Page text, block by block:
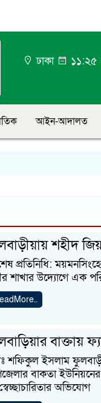
ঢাকা
১১:২৫
আইন-আদালত
শহীদ
প্রতিনিধি:
শাখার উদ্যোগে এক
বাক্তায়
শফিকুল ইসলাম
বাকতা
অভিযোগ